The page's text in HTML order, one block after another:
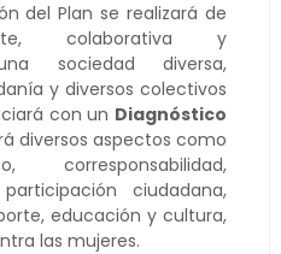
del Plan se realizará de
colaborativa y
sociedad diversa,
y diversos colectivos
con un Diagnóstico
diversos aspectos como
corresponsabilidad,
ciudadana,
educación y cultura,
las mujeres.